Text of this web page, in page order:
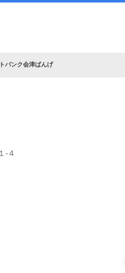
バンク会津ばんげ
‐４